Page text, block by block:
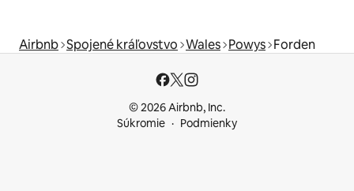
Airbnb Spojené kráľovstvo Wales Powys Forden
© 2026 Airbnb, Inc.
Súkromie
Podmienky